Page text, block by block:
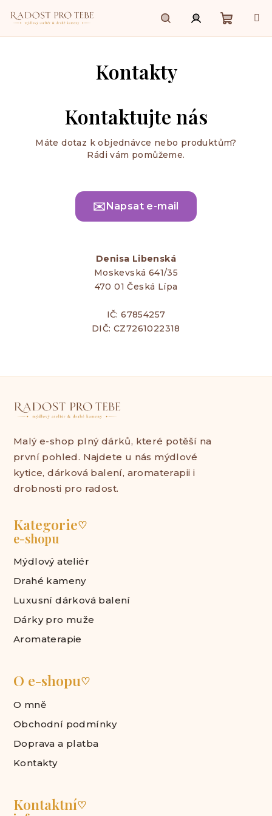
HledatPřihlášení
Kontakty
Kontaktujte nás
Máte dotaz k objednávce nebo produktům?
Rádi vám pomůžeme.
✉️Napsat e-mail
Denisa Libenská
Moskevská 641/35
470 01 Česká Lípa
IČ: 67854257
DIČ: CZ7261022318
Malý e-shop plný dárků, které potěší na
první pohled. Najdete u nás mýdlové
kytice, dárková balení, aromaterapii i
drobnosti pro radost.
Kategorie♡
e-shopu
Mýdlový ateliér
Drahé kameny
Luxusní dárková balení
Dárky pro muže
Aromaterapie
O e-shopu♡
O mně
Obchodní podmínky
Doprava a platba
Kontakty
Kontaktní♡